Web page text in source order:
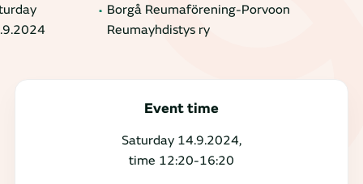
Borgå Reumaförening-Porvoon
Reumayhdistys ry
Event time
Saturday 14.9.2024,
time 12:20-16:20